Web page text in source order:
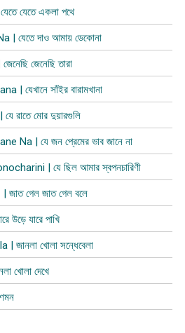
যেতে একলা পথে
যেতে দাও আমায় ডেকোনা
জেনেছি তারা
যেখানে সাঁইর বারামখানা
রাতে মোর দুয়ারগুলি
Na | যে জন প্রেমের ভাব জানে না
| যে ছিল আমার স্বপনচারিণী
গেল জাত গেল বলে
যারে পাখি
খোলা সন্ধেবেলা
খোলা দেখে